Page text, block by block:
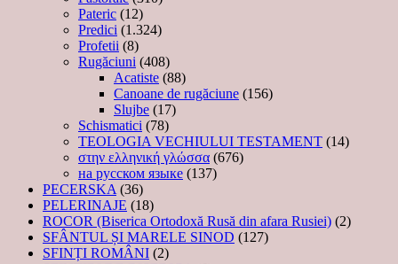
Pateric (12)
Predici (1.324)
Profetii (8)
Rugăciuni (408)
Acatiste (88)
Canoane de rugăciune (156)
Slujbe (17)
Schismatici (78)
TEOLOGIA VECHIULUI TESTAMENT (14)
στην ελληνική γλώσσα (676)
на русском языке (137)
PECERSKA (36)
PELERINAJE (18)
ROCOR (Biserica Ortodoxă Rusă din afara Rusiei) (2)
SFÂNTUL ȘI MARELE SINOD (127)
SFINȚI ROMÂNI (2)